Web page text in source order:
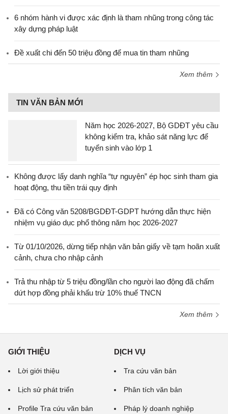
6 nhóm hành vi được xác định là tham nhũng trong công tác
xây dựng pháp luật
Đề xuất chi đến 50 triệu đồng để mua tin tham nhũng
Xem thêm
TIN VĂN BẢN MỚI
Năm học 2026-2027, Bộ GDĐT yêu cầu
không kiểm tra, khảo sát năng lực để
tuyển sinh vào lớp 1
Không được lấy danh nghĩa “tự nguyện” ép học sinh tham gia
hoạt động, thu tiền trái quy định
Đã có Công văn 5208/BGDĐT-GDPT hướng dẫn thực hiện
nhiệm vụ giáo dục phổ thông năm học 2026-2027
Từ 01/10/2026, dừng tiếp nhận văn bản giấy về tạm hoãn xuất
cảnh, chưa cho nhập cảnh
Trả thu nhập từ 5 triệu đồng/lần cho người lao động đã chấm
dứt hợp đồng phải khấu trừ 10% thuế TNCN
Xem thêm
GIỚI THIỆU
Lời giới thiệu
Lịch sử phát triển
Profile Tra cứu văn bản
DỊCH VỤ
Tra cứu văn bản
Phân tích văn bản
Pháp lý doanh nghiệp